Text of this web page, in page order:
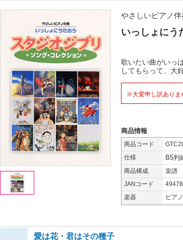
やさしいピアノ伴
いっしょにう
歌いたい曲がいっ
してもらって、大
※大変申し訳ありま
商品情報
商品コード
仕様
B5判
商品構成
楽譜
JANコード
楽器
ピア
愛は花・君はその種子